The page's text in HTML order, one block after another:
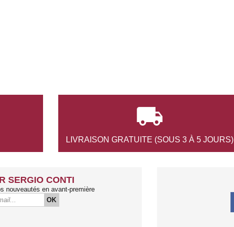

LIVRAISON GRATUITE (SOUS 3 À 5 JOURS)
SERGIO CONTI
nouveautés en avant-première
OK